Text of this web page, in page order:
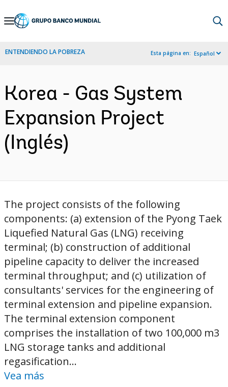
Skip
Navigation
ENTENDIENDO LA POBREZA Esta página en: Español
Korea - Gas System
Expansion Project
(Inglés)
The project consists of the following
components: (a) extension of the Pyong Taek
Liquefied Natural Gas (LNG) receiving
terminal; (b) construction of additional
pipeline capacity to deliver the increased
terminal throughput; and (c) utilization of
consultants' services for the engineering of
terminal extension and pipeline expansion.
The terminal extension component
comprises the installation of two 100,000 m3
LNG storage tanks and additional
regasification...
Vea más